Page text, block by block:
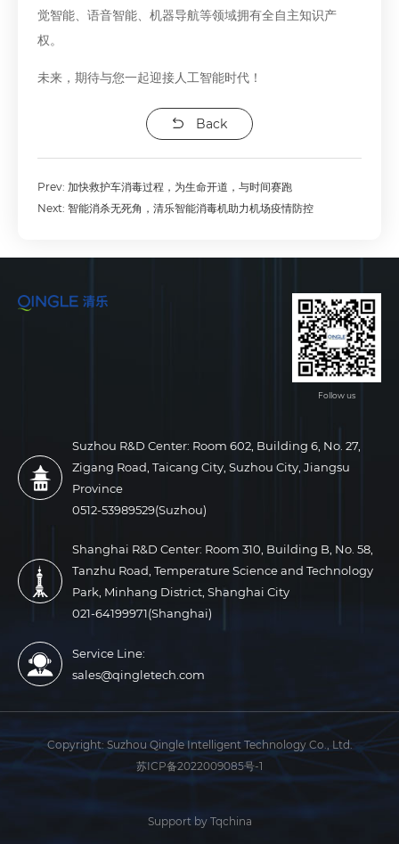
觉智能、语音智能、机器导航等领域拥有全自主知识产
权。
未来，期待与您一起迎接人工智能时代！
Back
Prev:加快救护车消毒过程，为生命开道，与时间赛跑
Next:智能消杀无死角，清乐智能消毒机助力机场疫情防控
Follow us
Suzhou R&D Center: Room 602, Building 6, No. 27,
Zigang Road, Taicang City, Suzhou City, Jiangsu
Province
0512-53989529(Suzhou)
Shanghai R&D Center: Room 310, Building B, No. 58,
Tanzhu Road, Temperature Science and Technology
Park, Minhang District, Shanghai City
021-64199971(Shanghai)
Service Line:
sales@qingletech.com
Copyright: Suzhou Qingle Intelligent Technology Co., Ltd.
苏ICP备2022009085号-1
Support by Tqchina